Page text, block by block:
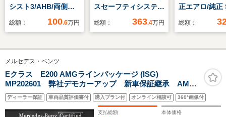
シスト3/AHB/両側電
動ドア/社外9型ナビ/
社外ドラレコ/ビルト
インETC/LEDヘッド
ライト/コーナーセン
サー/革巻きステアリ
ング/純正アルミ/スマ
総額： 100.6万円
スセーフティシステ
ム 追従クルコン パ
ックカメラ
赤革シート シートヒ
ーター ベンチレーシ
ョン 純正アルミホイ
ール
総額： 363.4万円
正エアロ/純正
ビ/トヨタセー
システム/シー
イブレコーダ
ヘッドランプ
LED/USBジャ
総額：
メルセデス・ベンツ
Eクラス E200 AMGラインパッケージ (ISG)
MP202601 弊社デモカーアップ 新車保証継承 AMG
ラインパッケージ アドバンスドパッケージ 360°カメ
ラシステム アンビエントライト レーダーセーフティ
ーパッケージ MBUXARナビゲーション シートヒータ
ディーラー保証 車両品質評価書付 購入プラン付 オンライン相談可 360°画像付
支払総額 本体価格